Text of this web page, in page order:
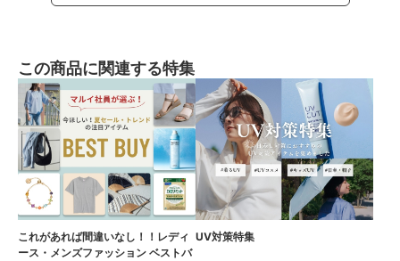
この商品に関連する特集
これがあれば間違いなし！！レディ
ース・メンズファッション ベストバ
UV対策特集